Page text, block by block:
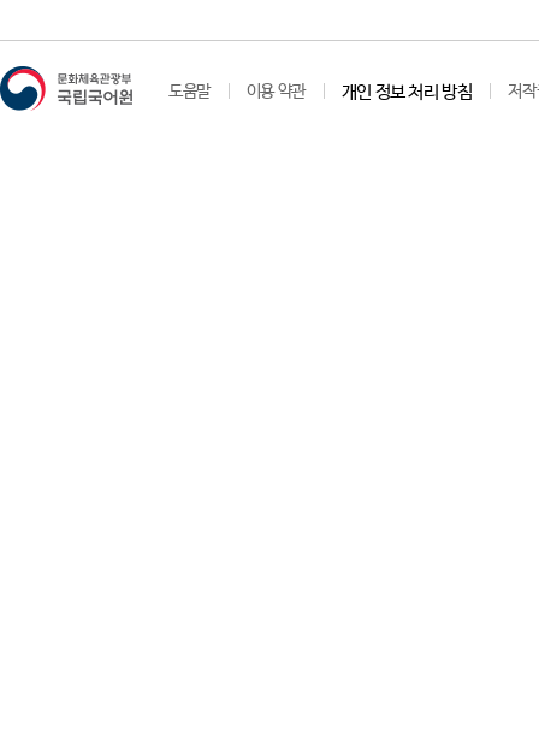
도움말 이용 약관 개인 정보 처리 방침 저